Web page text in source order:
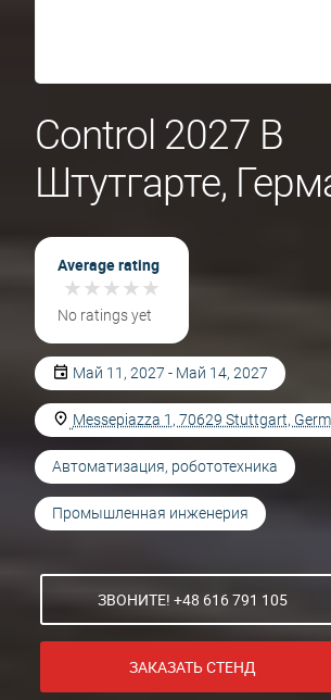
Control 2027 В
Штутгарте,
Average rating
★★★★★
★★★★★
No ratings yet
Май 11, 2027 - Май 14, 2027
Messepiazza 1, 70629 Stuttgart,
Автоматизация, робототехника
Промышленная инженерия
ЗВОНИТЕ! +48 616 791 105
ЗАКАЗАТЬ СТЕНД